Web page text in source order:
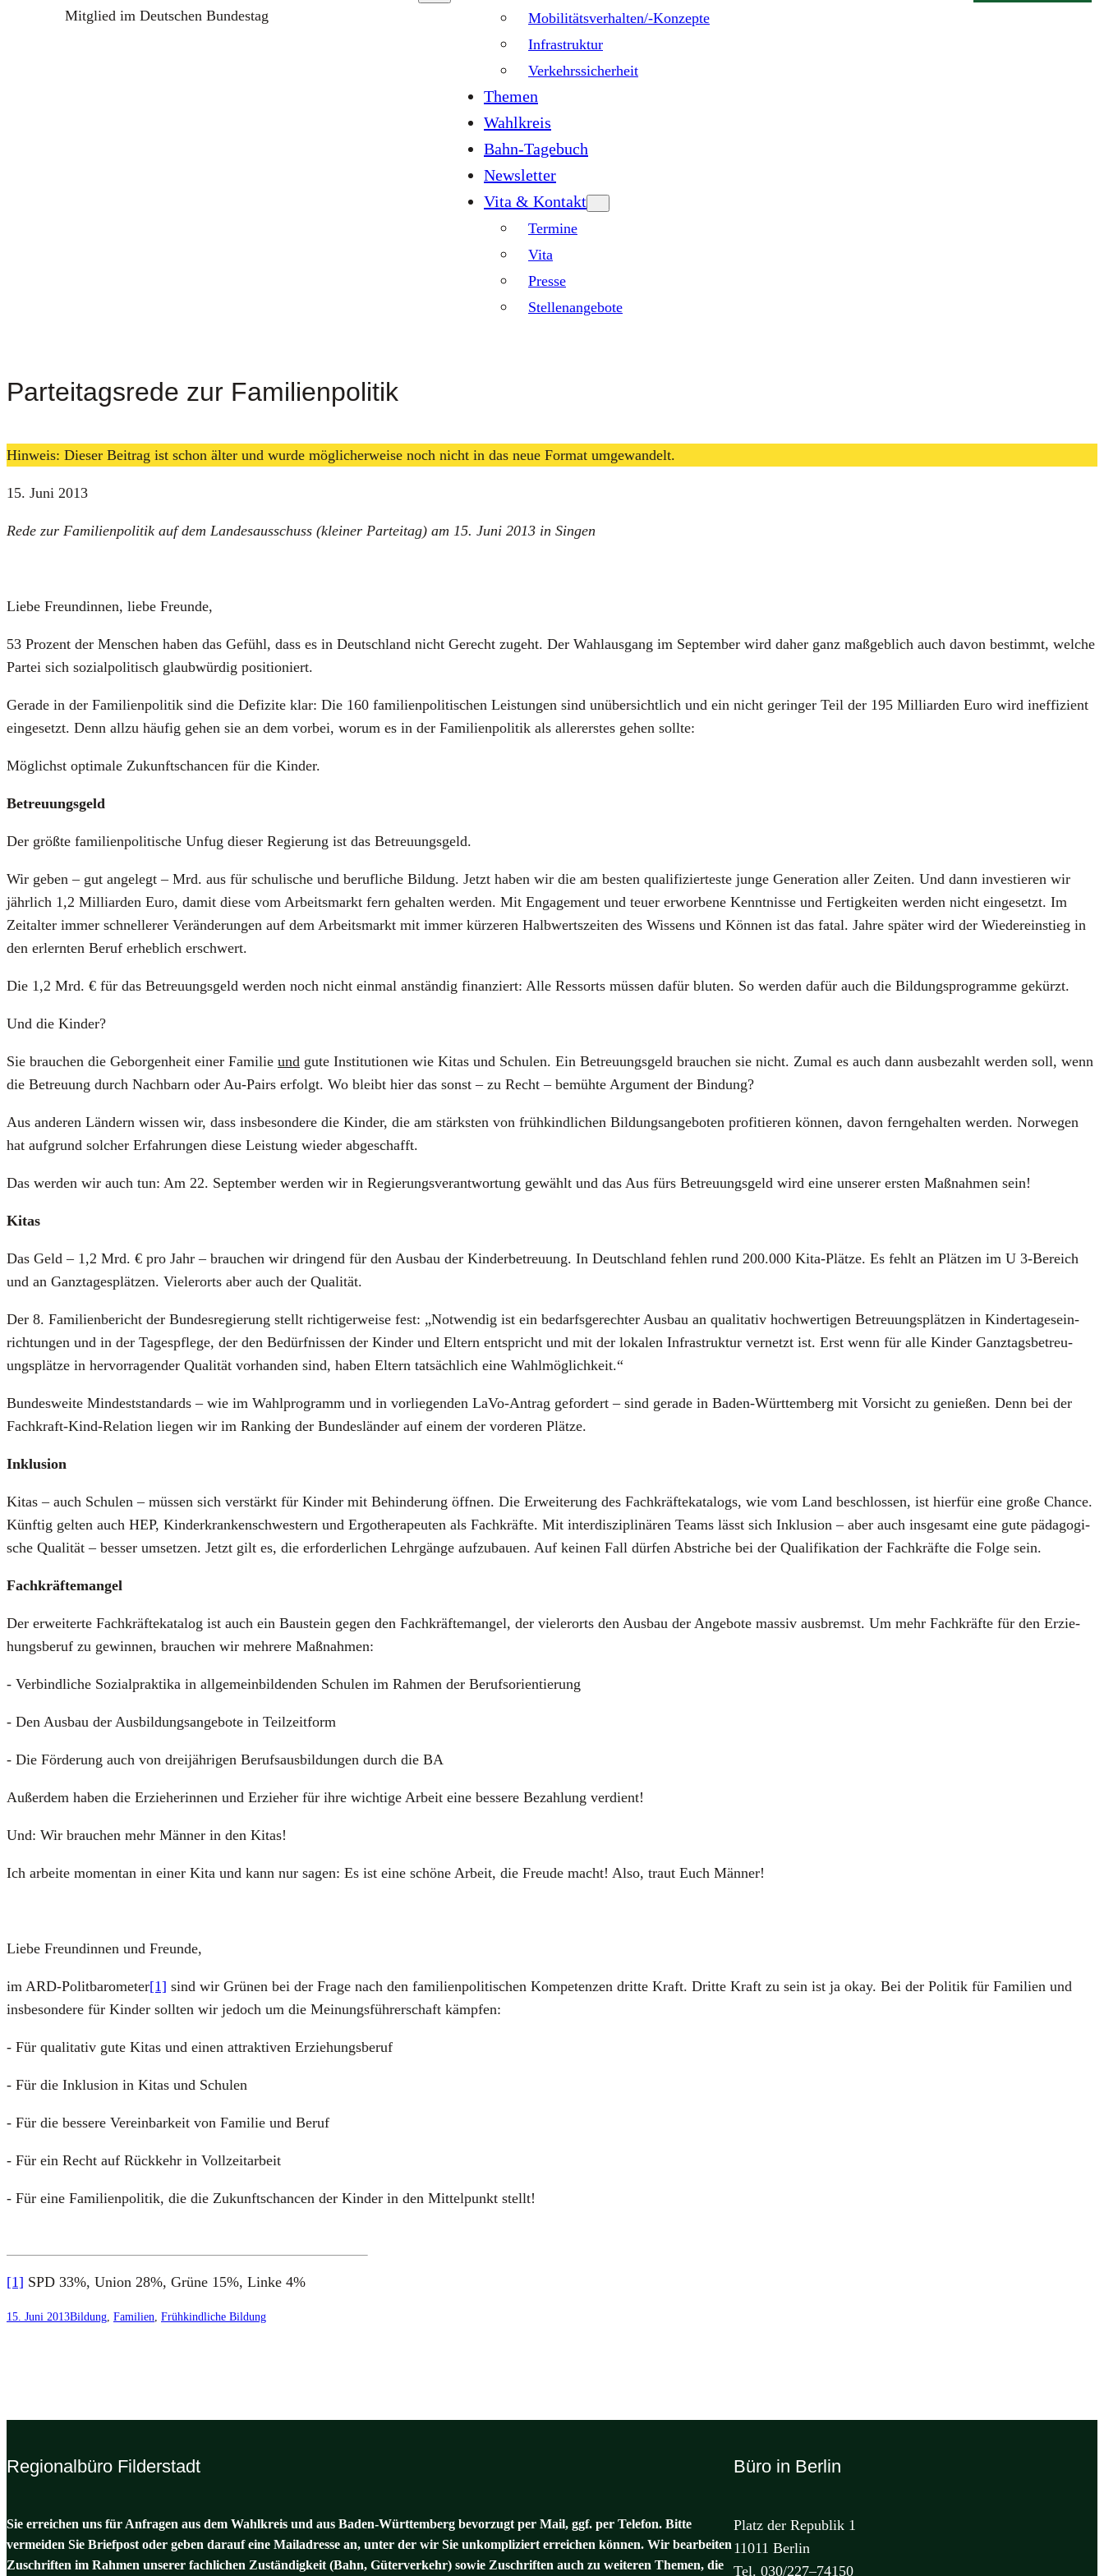
Mitglied im Deutschen Bundestag
Mobilitätsverhalten/-Konzepte
Infrastruktur
Verkehrssicherheit
Themen
Wahlkreis
Bahn-Tagebuch
Newsletter
Vita & Kontakt
Termine
Vita
Presse
Stellenangebote
Parteitagsrede zur Familienpolitik
Hinweis: Dieser Beitrag ist schon älter und wurde möglicherweise noch nicht in das neue Format umgewandelt.
15. Juni 2013
Rede zur Fami­li­en­po­li­tik auf dem Lan­des­aus­schuss (klei­ner Par­tei­tag) am 15. Juni 2013 in Sin­gen
Lie­be Freun­din­nen, lie­be Freun­de,
53 Pro­zent der Men­schen haben das Gefühl, dass es in Deutsch­land nicht Gerecht zugeht. Der Wahl­aus­gang im Sep­tem­ber wird daher ganz maß­geb­lich auch davon bestimmt, wel­che
Par­tei sich sozi­al­po­li­tisch glaub­wür­dig posi­tio­niert.
Gera­de in der Fami­li­en­po­li­tik sind die Defi­zi­te klar: Die 160 fami­li­en­po­li­ti­schen Leis­tun­gen sind unüber­sicht­lich und ein nicht gerin­ger Teil der 195 Mil­li­ar­den Euro wird inef­fi­zi­ent
ein­ge­setzt. Denn all­zu häu­fig gehen sie an dem vor­bei, wor­um es in der Fami­li­en­po­li­tik als aller­ers­tes gehen soll­te:
Mög­lichst opti­ma­le Zukunfts­chan­cen für die Kin­der.
Betreu­ungs­geld
Der größ­te fami­li­en­po­li­ti­sche Unfug die­ser Regie­rung ist das Betreu­ungs­geld.
Wir geben – gut ange­legt – Mrd. aus für schu­li­sche und beruf­li­che Bil­dung. Jetzt haben wir die am bes­ten qua­li­fi­zier­tes­te jun­ge Gene­ra­ti­on aller Zei­ten. Und dann inves­tie­ren wir
jähr­lich 1,2 Mil­li­ar­den Euro, damit die­se vom Arbeits­markt fern gehal­ten wer­den. Mit Enga­ge­ment und teu­er erwor­be­ne Kennt­nis­se und Fer­tig­kei­ten wer­den nicht ein­ge­setzt. Im
Zeit­al­ter immer schnel­le­rer Ver­än­de­run­gen auf dem Arbeits­markt mit immer kür­ze­ren Halb­werts­zei­ten des Wis­sens und Kön­nen ist das fatal. Jah­re spä­ter wird der Wie­der­ein­stieg in
den erlern­ten Beruf erheb­lich erschwert.
Die 1,2 Mrd. € für das Betreu­ungs­geld wer­den noch nicht ein­mal anstän­dig finan­ziert: Alle Res­sorts müs­sen dafür blu­ten. So wer­den dafür auch die Bil­dungs­pro­gram­me gekürzt.
Und die Kin­der?
Sie brau­chen die Gebor­gen­heit einer Fami­lie und gute Insti­tu­tio­nen wie Kitas und Schu­len. Ein Betreu­ungs­geld brau­chen sie nicht. Zumal es auch dann aus­be­zahlt wer­den soll, wenn
die Betreu­ung durch Nach­barn oder Au-Pairs erfolgt. Wo bleibt hier das sonst – zu Recht – bemüh­te Argu­ment der Bin­dung?
Aus ande­ren Län­dern wis­sen wir, dass ins­be­son­de­re die Kin­der, die am stärks­ten von früh­kind­li­chen Bil­dungs­an­ge­bo­ten pro­fi­tie­ren kön­nen, davon fern­ge­hal­ten wer­den. Nor­we­gen
hat auf­grund sol­cher Erfah­run­gen die­se Leis­tung wie­der abge­schafft.
Das wer­den wir auch tun: Am 22. Sep­tem­ber wer­den wir in Regie­rungs­ver­ant­wor­tung gewählt und das Aus fürs Betreu­ungs­geld wird eine unse­rer ers­ten Maß­nah­men sein!
Kitas
Das Geld – 1,2 Mrd. € pro Jahr – brau­chen wir drin­gend für den Aus­bau der Kin­der­be­treu­ung. In Deutsch­land feh­len rund 200.000 Kita-Plät­ze. Es fehlt an Plät­zen im U 3‑Bereich
und an Ganz­ta­ges­plät­zen. Vie­ler­orts aber auch der Qua­li­tät.
Der 8. Fami­li­en­be­richt der Bun­des­re­gie­rung stellt rich­ti­ger­wei­se fest: „Not­wen­dig ist ein bedarfs­ge­rech­ter Aus­bau an qua­li­ta­tiv hoch­wer­ti­gen Betreu­ungs­plät­zen in Kin­der­ta­ges­ein­
rich­tun­gen und in der Tages­pfle­ge, der den Bedürf­nis­sen der Kin­der und Eltern ent­spricht und mit der loka­len Infra­struk­tur ver­netzt ist. Erst wenn für alle Kin­der Ganz­tags­be­treu­
ungs­plät­ze in her­vor­ra­gen­der Qua­li­tät vor­han­den sind, haben Eltern tat­säch­lich eine Wahl­mög­lich­keit.“
Bun­des­wei­te Min­dest­stan­dards – wie im Wahl­pro­gramm und in vor­lie­gen­den LaVo-Antrag gefor­dert – sind gera­de in Baden-Würt­tem­berg mit Vor­sicht zu genie­ßen. Denn bei der
Fach­kraft-Kind-Rela­ti­on lie­gen wir im Ran­king der Bun­des­län­der auf einem der vor­de­ren Plät­ze.
Inklu­si­on
Kitas – auch Schu­len – müs­sen sich ver­stärkt für Kin­der mit Behin­de­rung öff­nen. Die Erwei­te­rung des Fach­kräf­te­ka­ta­logs, wie vom Land beschlos­sen, ist hier­für eine gro­ße Chan­ce.
Künf­tig gel­ten auch HEP, Kin­der­kran­ken­schwes­tern und Ergo­the­ra­peu­ten als Fach­kräf­te. Mit inter­dis­zi­pli­nä­ren Teams lässt sich Inklu­si­on – aber auch ins­ge­samt eine gute päd­ago­gi­
sche Qua­li­tät – bes­ser umset­zen. Jetzt gilt es, die erfor­der­li­chen Lehr­gän­ge auf­zu­bau­en. Auf kei­nen Fall dür­fen Abstri­che bei der Qua­li­fi­ka­ti­on der Fach­kräf­te die Fol­ge sein.
Fach­kräf­te­man­gel
Der erwei­ter­te Fach­kräf­te­ka­ta­log ist auch ein Bau­stein gegen den Fach­kräf­te­man­gel, der vie­ler­orts den Aus­bau der Ange­bo­te mas­siv aus­bremst. Um mehr Fach­kräf­te für den Erzie­
hungs­be­ruf zu gewin­nen, brau­chen wir meh­re­re Maß­nah­men:
- Ver­bind­li­che Sozi­al­prak­ti­ka in all­ge­mein­bil­den­den Schu­len im Rah­men der Berufs­ori­en­tie­rung
- Den Aus­bau der Aus­bil­dungs­an­ge­bo­te in Teil­zeit­form
- Die För­de­rung auch von drei­jäh­ri­gen Berufs­aus­bil­dun­gen durch die BA
Außer­dem haben die Erzie­he­rin­nen und Erzie­her für ihre wich­ti­ge Arbeit eine bes­se­re Bezah­lung ver­dient!
Und: Wir brau­chen mehr Män­ner in den Kitas!
Ich arbei­te momen­tan in einer Kita und kann nur sagen: Es ist eine schö­ne Arbeit, die Freu­de macht! Also, traut Euch Män­ner!
Lie­be Freun­din­nen und Freun­de,
im ARD-Polit­ba­ro­me­ter[1] sind wir Grü­nen bei der Fra­ge nach den fami­li­en­po­li­ti­schen Kom­pe­ten­zen drit­te Kraft. Drit­te Kraft zu sein ist ja okay. Bei der Poli­tik für Fami­li­en und
ins­be­son­de­re für Kin­der soll­ten wir jedoch um die Mei­nungs­füh­rer­schaft kämp­fen:
- Für qua­li­ta­tiv gute Kitas und einen attrak­ti­ven Erzie­hungs­be­ruf
- Für die Inklu­si­on in Kitas und Schu­len
- Für die bes­se­re Ver­ein­bar­keit von Fami­lie und Beruf
- Für ein Recht auf Rück­kehr in Voll­zeit­ar­beit
- Für eine Fami­li­en­po­li­tik, die die Zukunfts­chan­cen der Kin­der in den Mit­tel­punkt stellt!
[1] SPD 33%, Uni­on 28%, Grü­ne 15%, Lin­ke 4%
15. Juni 2013Bildung, Familien, Frühkindliche Bildung
Regionalbüro Filderstadt
Sie erreichen uns für Anfragen aus dem Wahlkreis und aus Baden-Württemberg bevorzugt per Mail, ggf. per Telefon. Bitte
vermeiden Sie Briefpost oder geben darauf eine Mailadresse an, unter der wir Sie unkompliziert erreichen können. Wir bearbeiten
Zuschriften im Rahmen unserer fachlichen Zuständigkeit (Bahn, Güterverkehr) sowie Zuschriften auch zu weiteren Themen, die
Büro in Berlin
Platz der Republik 1
11011 Berlin
Tel. 030/227–74150